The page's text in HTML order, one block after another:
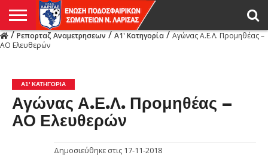
Η
ΕΝΩΣΗ
ΑΓΩΝΙΣΤΙΚΑ
ΜΙΚΤΉ
ΔΙΑΙΤΗΣΙΑ
ΠΡΩΤΑΘΛΗΜΑΤΑ
ΥΠΟΔΟΜΕΣ
ΚΥΠΕΛΛΟ
ΑΜΕΣΑ
LIVE
ΝΕΑ
ΠΡΩΤΑΘΛΗΜΑΤΑ
ΚΥΠΕΛΛΟ
ΥΠΟΔΟΜΕΣ
ΠΕΙΘΑΡΧΙΚΟ
ΜΙΚΤΗ
ΠΑΡΑΤΗΡΗΤΕΣ
ΠΡΟΠΟΝΗΤΕΣ
ΔΙΑΙΤΗΤΕΣ
VIDEO
ΓΕΝΙΚΑ
ΑΦΙΕΡΩΜΑΤΑ
ΕΚΔΗΛΩΣΕΙΣ
ΕΠΙΚΟΙΝΩΝΙΑ
/Ρεπορταζ Αναμετρησεων/Α1' Κατηγορία/Αγώνας Α.Ε.Λ. Προμηθέας –
ΑΟ Ελευθερών
Α1' ΚΑΤΗΓΟΡΊΑ
Αγώνας Α.Ε.Λ. Προμηθέας –
ΑΟ Ελευθερών
Δημοσιεύθηκε στις 17-11-2018